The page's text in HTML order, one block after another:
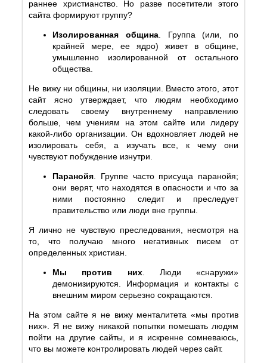
раннее христианство. Но разве посетители этого
сайта формируют группу?
Изолированная община. Группа (или, по
крайней мере, ее ядро) живет в общине,
умышленно изолированной от остального
общества.
Не вижу ни общины, ни изоляции. Вместо этого, этот
сайт ясно утверждает, что людям необходимо
следовать своему внутреннему направлению
больше, чем учениям на этом сайте или лидеру
какой-либо организации. Он вдохновляет людей не
изолировать себя, а изучать все, к чему они
чувствуют побуждение изнутри.
Паранойя . Группе часто присуща паранойя;
они верят, что находятся в опасности и что за
ними постоянно следит и преследует
правительство или люди вне группы.
Я лично не чувствую преследования, несмотря на
то, что получаю много негативных писем от
определенных христиан.
Мы против них. Люди «снаружи»
демонизируются. Информация и контакты с
внешним миром серьезно сокращаются.
На этом сайте я не вижу менталитета «мы против
них». Я не вижу никакой попытки помешать людям
пойти на другие сайты, и я искренне сомневаюсь,
что вы можете контролировать людей через сайт.